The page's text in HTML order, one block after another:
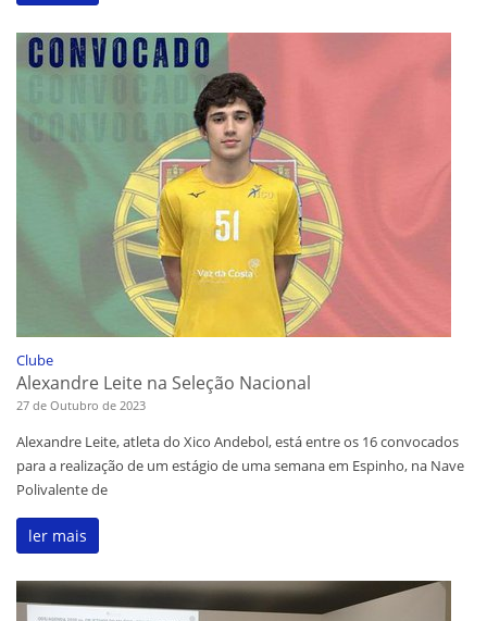
Clube
Alexandre Leite na Seleção Nacional
27 de Outubro de 2023
Alexandre Leite, atleta do Xico Andebol, está entre os 16 convocados
para a realização de um estágio de uma semana em Espinho, na Nave
Polivalente de
ler mais